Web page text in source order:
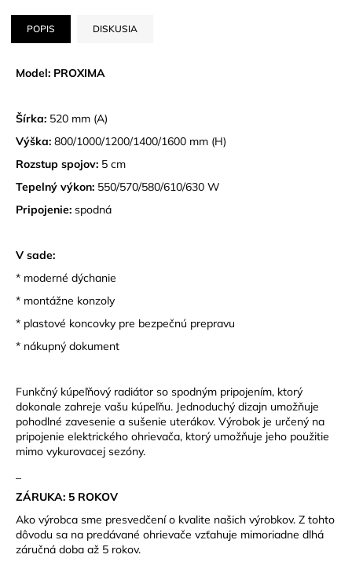
POPIS DISKUSIA
Model: PROXIMA
Šírka: 520 mm (A)
Výška: 800/1000/1200/1400/1600 mm (H)
Rozstup spojov: 5 cm
Tepelný výkon: 550/570/580/610/630 W
Pripojenie: spodná
V sade:
* moderné dýchanie
* montážne konzoly
* plastové koncovky pre bezpečnú prepravu
* nákupný dokument
Funkčný kúpeľňový radiátor so spodným pripojením, ktorý
dokonale zahreje vašu kúpeľňu. Jednoduchý dizajn umožňuje
pohodlné zavesenie a sušenie uterákov. Výrobok je určený na
pripojenie elektrického ohrievača, ktorý umožňuje jeho použitie
mimo vykurovacej sezóny.
ZÁRUKA: 5 ROKOV
Ako výrobca sme presvedčení o kvalite našich výrobkov. Z tohto
dôvodu sa na predávané ohrievače vzťahuje mimoriadne dlhá
záručná doba až 5 rokov.